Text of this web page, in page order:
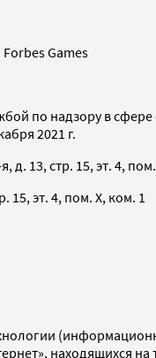
Games
по надзору в
2021 г.
д. 13, стр. 15, эт. 4,
15, эт. 4, пом. X, ком. 1
находящихся